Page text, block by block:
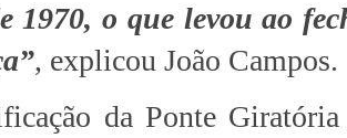
1970, o que levou ao
, explicou João Campos.
da Ponte